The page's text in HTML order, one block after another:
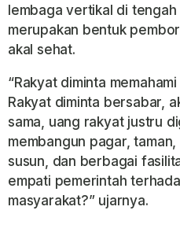
lembaga vertikal di
merupakan bentuk
akal sehat.
“Rakyat diminta
Rakyat diminta bersabar,
sama, uang rakyat justru
membangun pagar,
susun, dan berbagai
empati pemerintah
masyarakat?” ujarnya.